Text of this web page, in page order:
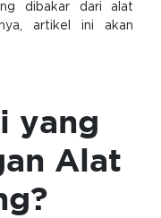
dibakar dari alat
artikel ini akan
yang
Alat